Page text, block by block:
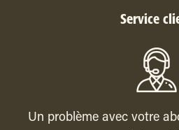
Service
Un problème avec votre